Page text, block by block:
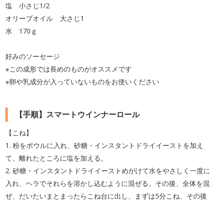
塩 小さじ1/2
オリーブオイル 大さじ1
水 170ｇ
好みのソーセージ
※この成形では長めのものがオススメです
※卵や乳成分が入っていないものをお使いください
【手順】スマートウインナーロール
【こね】
1. 粉をボウルに入れ、砂糖・インスタントドライイーストを加え
て、離れたところに塩を加える。
2. 砂糖・インスタントドライイーストめがけて水をやさしく一度に
入れ、ヘラでそれらを溶かし込むように混ぜる。その後、全体を混
ぜ、だいたいまとまったらこね台に出し、まずは5分こね、その後